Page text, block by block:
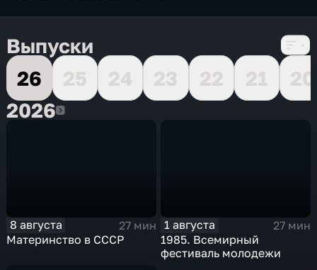
Выпуски
26
25 24 23 22 21
20
20262026
8 августа
27 мин
Материнство в СССР
1 августа
27 мин
1985. Всемирный
фестиваль молодежи